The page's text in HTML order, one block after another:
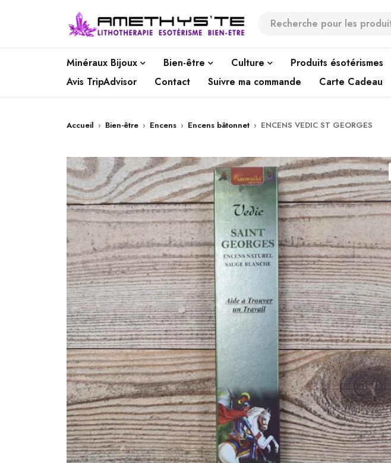
Minéraux Bijoux Bien-être Culture Produits ésotérismes
Avis TripAdvisor
Contact Suivre ma commande Carte Cadeau
Accueil › Bien-être › Encens › Encens bâtonnet › ENCENS VEDIC ST GEORGES